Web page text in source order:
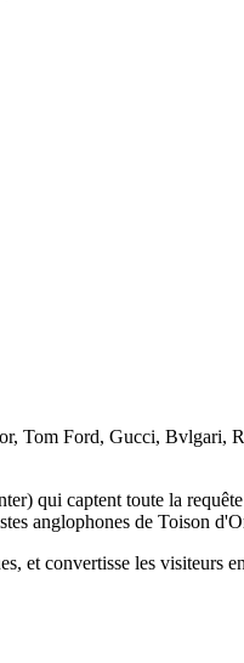
Tom Ford, Gucci, Bvlgari,
qui captent toute la
anglophones de Toison
et convertisse les visiteurs